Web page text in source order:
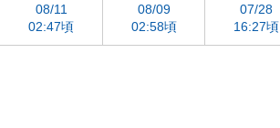
08/11
02:47頃
08/09
02:58頃
07/28
16:27頃